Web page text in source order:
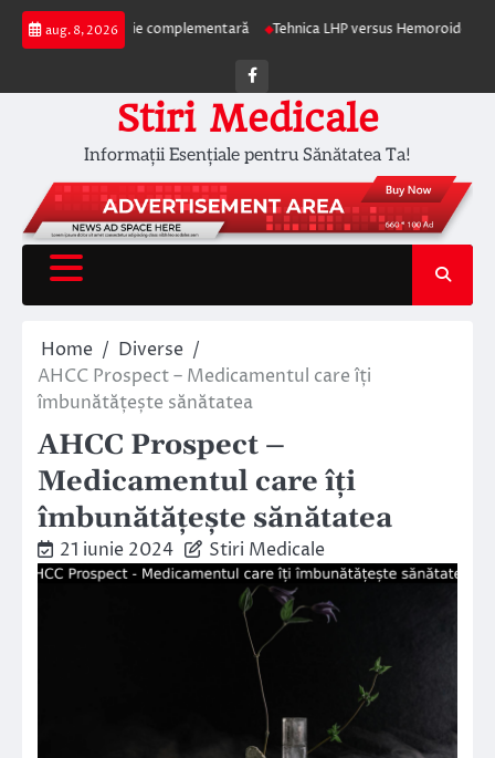
Skip
aug. 8, 2026
ca terapie complementară Tehnica LHP versus Hemoroidectomia
Facebook
Stiri Medicale
Informații Esențiale pentru Sănătatea Ta!
Home
Diverse
AHCC Prospect – Medicamentul care îți
îmbunătățește sănătatea
AHCC Prospect –
Medicamentul care îți
îmbunătățește sănătatea
21 iunie 2024 Stiri Medicale